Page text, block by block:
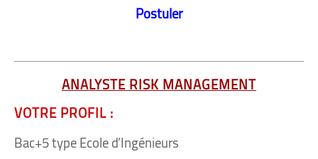
Postuler
ANALYSTE RISK MANAGEMENT
VOTRE PROFIL :
Bac+5 type Ecole d’Ingénieurs